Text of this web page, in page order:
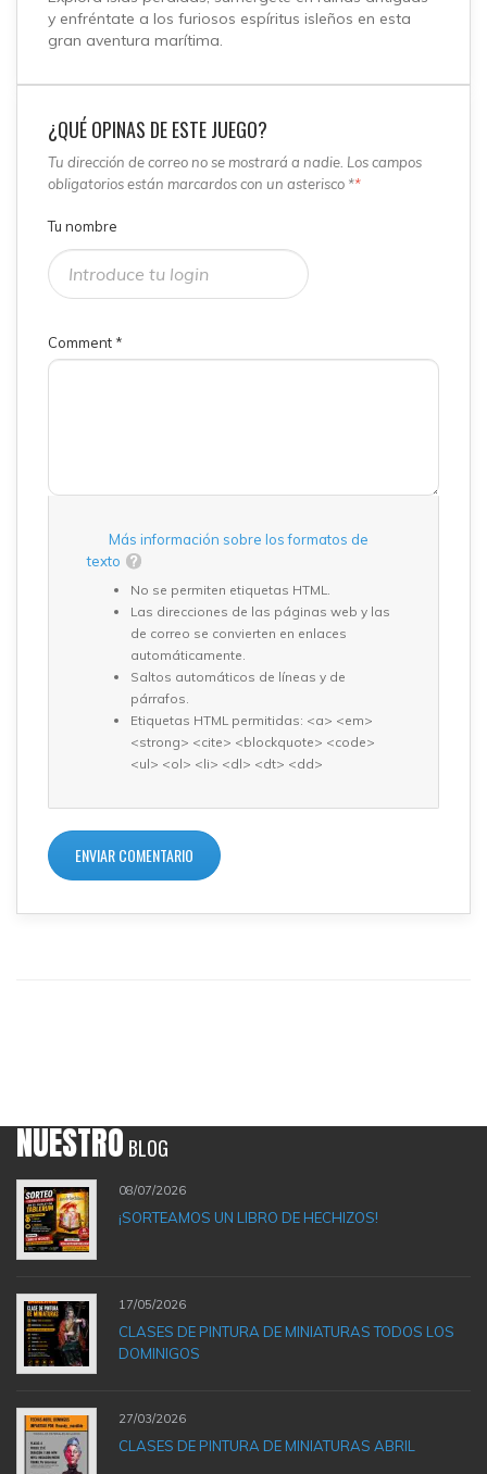
y enfréntate a los furiosos espíritus isleños en esta
gran aventura marítima.
¿QUÉ OPINAS DE ESTE JUEGO?
Tu dirección de correo no se mostrará a nadie. Los campos
obligatorios están marcardos con un asterisco **
Tu nombre
Comment *
Más información sobre los formatos de
texto
No se permiten etiquetas HTML.
Las direcciones de las páginas web y las
de correo se convierten en enlaces
automáticamente.
Saltos automáticos de líneas y de
párrafos.
Etiquetas HTML permitidas: <a> <em>
<strong> <cite> <blockquote> <code>
<ul> <ol> <li> <dl> <dt> <dd>
NUESTROBLOG
08/07/2026
¡SORTEAMOS UN LIBRO DE HECHIZOS!
17/05/2026
CLASES DE PINTURA DE MINIATURAS TODOS LOS
DOMINIGOS
27/03/2026
CLASES DE PINTURA DE MINIATURAS ABRIL